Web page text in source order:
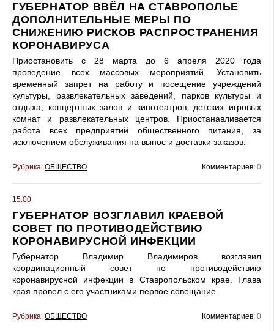
ГУБЕРНАТОР ВВЁЛ НА СТАВРОПОЛЬЕ
ДОПОЛНИТЕЛЬНЫЕ МЕРЫ ПО
СНИЖЕНИЮ РИСКОВ РАСПРОСТРАНЕНИЯ
КОРОНАВИРУСА
Приостановить с 28 марта до 6 апреля 2020 года
проведение всех массовых мероприятий. Установить
временный запрет на работу и посещение учреждений
культуры, развлекательных заведений, парков культуры и
отдыха, концертных залов и кинотеатров, детских игровых
комнат и развлекательных центров. Приостанавливается
работа всех предприятий общественного питания, за
исключением обслуживания на вынос и доставки заказов.
Рубрика: ОБЩЕСТВО Комментариев: 0
15:00
ГУБЕРНАТОР ВОЗГЛАВИЛ КРАЕВОЙ
СОВЕТ ПО ПРОТИВОДЕЙСТВИЮ
КОРОНАВИРУСНОЙ ИНФЕКЦИИ
Губернатор Владимир Владимиров возглавил
координационный совет по противодействию
коронавирусной инфекции в Ставропольском крае. Глава
края провел с его участниками первое совещание.
Рубрика: ОБЩЕСТВО Комментариев: 0